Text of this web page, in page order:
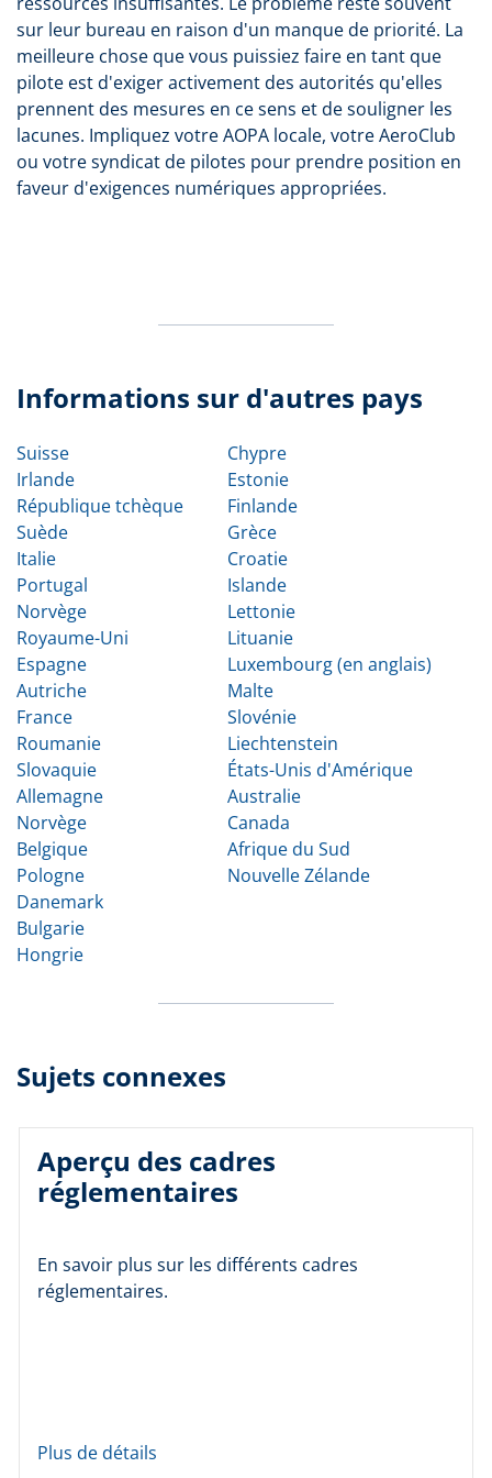
sur leur bureau en raison d'un manque de priorité. La
meilleure chose que vous puissiez faire en tant que
pilote est d'exiger activement des autorités qu'elles
prennent des mesures en ce sens et de souligner les
lacunes. Impliquez votre AOPA locale, votre AeroClub
ou votre syndicat de pilotes pour prendre position en
faveur d'exigences numériques appropriées.
Informations sur d'autres pays
Suisse
Irlande
République tchèque
Suède
Italie
Portugal
Norvège
Royaume-Uni
Espagne
Autriche
France
Roumanie
Slovaquie
Allemagne
Norvège
Belgique
Pologne
Danemark
Bulgarie
Hongrie
Chypre
Estonie
Finlande
Grèce
Croatie
Islande
Lettonie
Lituanie
Luxembourg (en anglais)
Malte
Slovénie
Liechtenstein
États-Unis d'Amérique
Australie
Canada
Afrique du Sud
Nouvelle Zélande
Sujets connexes
Aperçu des cadres
réglementaires
En savoir plus sur les différents cadres
réglementaires.
Plus de détails